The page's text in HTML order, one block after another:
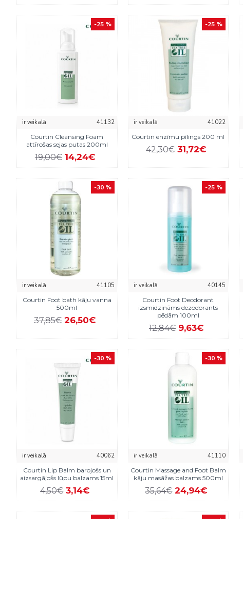
-25 %
ir veikalā
41132
Courtin Cleansing Foam
attīrošas sejas putas 200ml
19,00€ 14,24€
-25 %
ir veikalā
41022
Courtin enzīmu pīlings 200 ml
42,30€ 31,72€
-30 %
ir veikalā
41105
Courtin Foot bath kāju vanna
500ml
37,85€ 26,50€
-25 %
ir veikalā
40145
Courtin Foot Deodorant
izsmidzināms dezodorants
pēdām 100ml
12,84€ 9,63€
-30 %
ir veikalā
40062
Courtin Lip Balm barojošs un
aizsargājošs lūpu balzams 15ml
4,50€ 3,14€
-30 %
ir veikalā
41110
Courtin Massage and Foot Balm
kāju masāžas balzams 500ml
35,64€ 24,94€
-40 % -40 %